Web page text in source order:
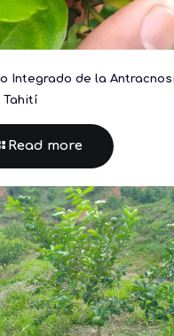
Integrado de la
Tahití
Read more